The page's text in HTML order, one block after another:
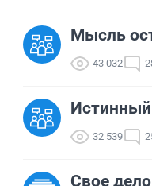
Мысль
43 032
32 539
Свое